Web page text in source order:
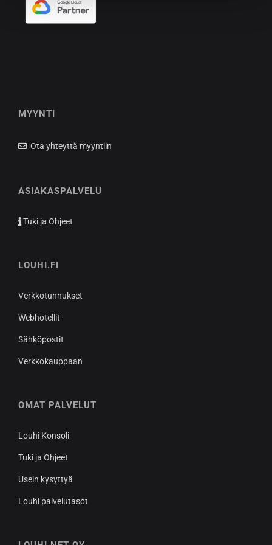
MYYNTI
Ota yhteyttä myyntiin
ASIAKASPALVELU
Tuki ja Ohjeet
LOUHI.FI
Verkkotunnukset
Webhotellit
Sähköpostit
Verkkokauppaan
OMAT PALVELUT
Louhi Konsoli
Tuki ja Ohjeet
Usein kysyttyä
Louhi palvelutasot